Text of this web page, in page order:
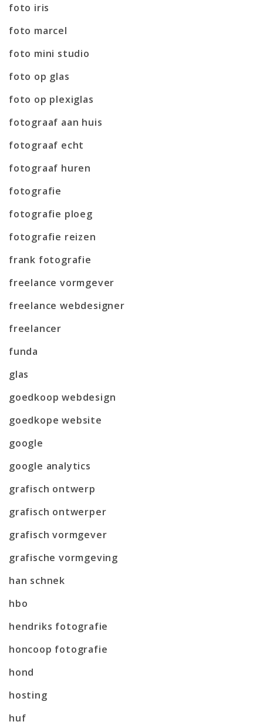
foto iris
foto marcel
foto mini studio
foto op glas
foto op plexiglas
fotograaf aan huis
fotograaf echt
fotograaf huren
fotografie
fotografie ploeg
fotografie reizen
frank fotografie
freelance vormgever
freelance webdesigner
freelancer
funda
glas
goedkoop webdesign
goedkope website
google
google analytics
grafisch ontwerp
grafisch ontwerper
grafisch vormgever
grafische vormgeving
han schnek
hbo
hendriks fotografie
honcoop fotografie
hond
hosting
huf